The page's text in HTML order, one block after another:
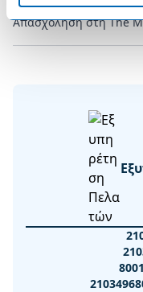
Απασχόληση στη The